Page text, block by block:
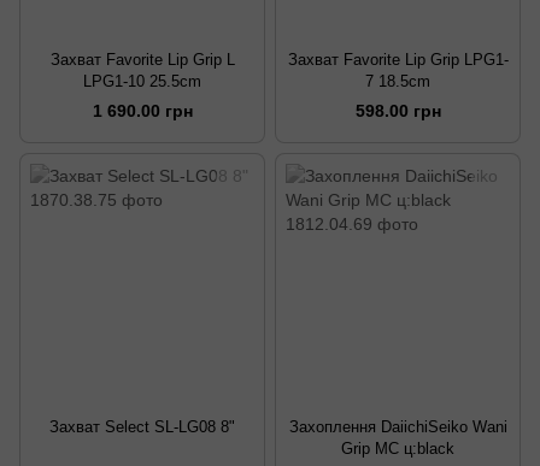
Захват Favorite Lip Grip L
LPG1-10 25.5cm
1 690.00 грн
Захват Favorite Lip Grip LPG1-
7 18.5cm
598.00 грн
Захват Select SL-LG08 8"
Захоплення DaiichiSeiko Wani
Grip MC ц:black